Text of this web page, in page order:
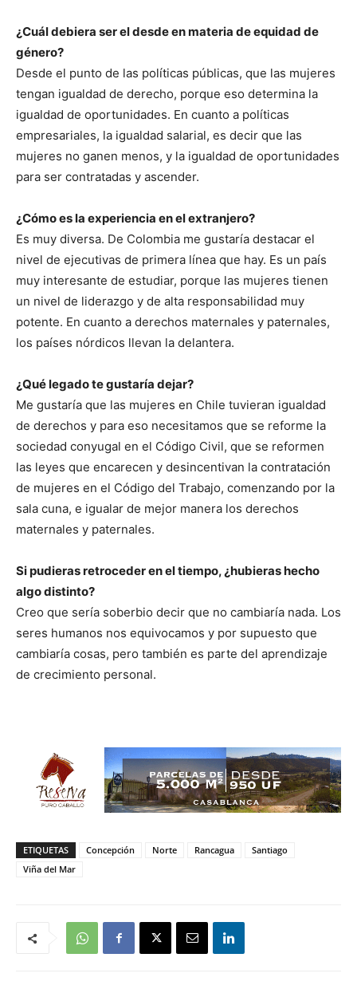
¿Cuál debiera ser el desde en materia de equidad de
género?
Desde el punto de las políticas públicas, que las mujeres
tengan igualdad de derecho, porque eso determina la
igualdad de oportunidades. En cuanto a políticas
empresariales, la igualdad salarial, es decir que las
mujeres no ganen menos, y la igualdad de oportunidades
para ser contratadas y ascender.
¿Cómo es la experiencia en el extranjero?
Es muy diversa. De Colombia me gustaría destacar el
nivel de ejecutivas de primera línea que hay. Es un país
muy interesante de estudiar, porque las mujeres tienen
un nivel de liderazgo y de alta responsabilidad muy
potente. En cuanto a derechos maternales y paternales,
los países nórdicos llevan la delantera.
¿Qué legado te gustaría dejar?
Me gustaría que las mujeres en Chile tuvieran igualdad
de derechos y para eso necesitamos que se reforme la
sociedad conyugal en el Código Civil, que se reformen
las leyes que encarecen y desincentivan la contratación
de mujeres en el Código del Trabajo, comenzando por la
sala cuna, e igualar de mejor manera los derechos
maternales y paternales.
Si pudieras retroceder en el tiempo, ¿hubieras hecho
algo distinto?
Creo que sería soberbio decir que no cambiaría nada. Los
seres humanos nos equivocamos y por supuesto que
cambiaría cosas, pero también es parte del aprendizaje
de crecimiento personal.
ETIQUETAS Concepción Norte Rancagua
Santiago
Viña del Mar